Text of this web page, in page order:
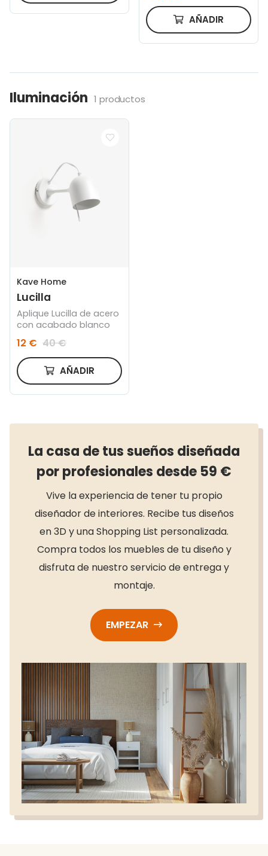
AÑADIR
Iluminación 1 productos
Kave Home
Lucilla
Aplique Lucilla de acero
con acabado blanco
12 € 40 €
AÑADIR
La casa de tus sueños diseñada
por profesionales desde 59 €
Vive la experiencia de tener tu propio
diseñador de interiores. Recibe tus diseños
en 3D y una Shopping List personalizada.
Compra todos los muebles de tu diseño y
disfruta de nuestro servicio de entrega y
montaje.
EMPEZAR